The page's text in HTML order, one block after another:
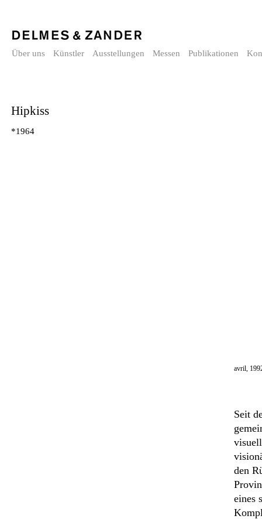
Über uns Künstler Ausstellungen Messen Publikationen
Hipkiss
*1964
avril,
Seit
den
eines